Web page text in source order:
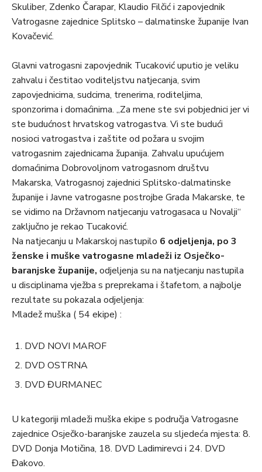
Skuliber, Zdenko Čarapar, Klaudio Filčić i zapovjednik
Vatrogasne zajednice Splitsko – dalmatinske županije Ivan
Kovačević.
Glavni vatrogasni zapovjednik Tucaković uputio je veliku
zahvalu i čestitao voditeljstvu natjecanja, svim
zapovjednicima, sudcima, trenerima, roditeljima,
sponzorima i domaćinima. „Za mene ste svi pobjednici jer vi
ste budućnost hrvatskog vatrogastva. Vi ste budući
nosioci vatrogastva i zaštite od požara u svojim
vatrogasnim zajednicama županija. Zahvalu upućujem
domaćinima Dobrovoljnom vatrogasnom društvu
Makarska, Vatrogasnoj zajednici Splitsko-dalmatinske
županije i Javne vatrogasne postrojbe Grada Makarske, te
se vidimo na Državnom natjecanju vatrogasaca u Novalji“
zaključno je rekao Tucaković.
Na natjecanju u Makarskoj nastupilo 6 odjeljenja, po 3
ženske i muške vatrogasne mladeži iz Osječko-
baranjske županije, odjeljenja su na natjecanju nastupila
u disciplinama vježba s preprekama i štafetom, a najbolje
rezultate su pokazala odjeljenja:
Mladež muška ( 54 ekipe) :
DVD NOVI MAROF
DVD OSTRNA
DVD ĐURMANEC
U kategoriji mladeži muška ekipe s područja Vatrogasne
zajednice Osječko-baranjske zauzela su sljedeća mjesta: 8.
DVD Donja Motičina, 18. DVD Ladimirevci i 24. DVD
Đakovo.